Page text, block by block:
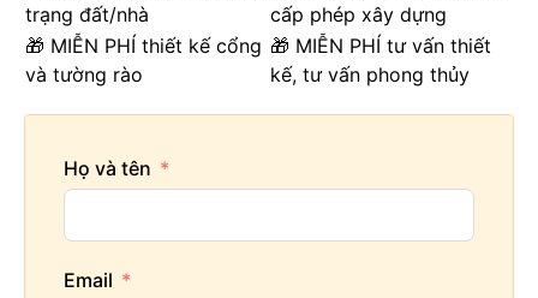
trạng đất/nhà
cấp phép xây dựng
🎁 MIỄN PHÍ thiết kế cổng
và tường rào
🎁 MIỄN PHÍ tư vấn thiết
kế, tư vấn phong thủy
Họ và tên
Email